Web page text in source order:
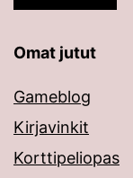
Omat jutut
Gameblog
Kirjavinkit
Korttipeliopas